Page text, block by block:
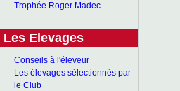
Trophée Roger Madec
Les Elevages
Conseils à l'éleveur
Les élevages sélectionnés par
le Club